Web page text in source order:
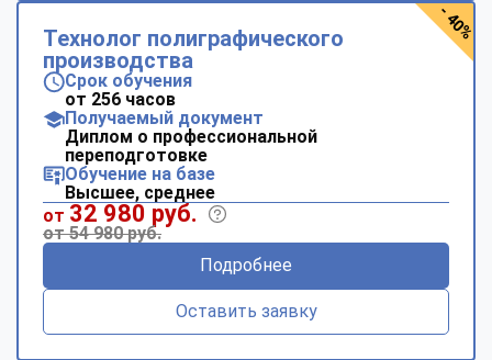
Технолог полиграфического
производства
Срок обучения
от 256 часов
Получаемый документ
Диплом о профессиональной
переподготовке
Обучение на базе
Высшее, среднее
от 32 980 руб.
от 54 980 руб.
Подробнее
Оставить заявку
- 40%